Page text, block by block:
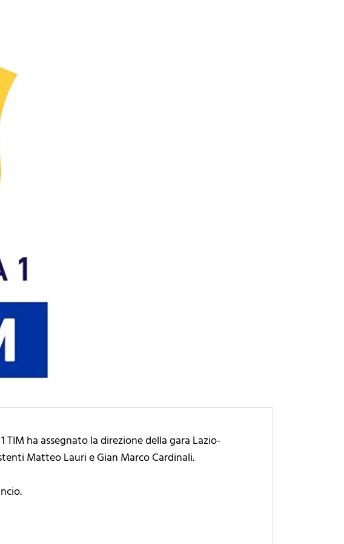
ha assegnato la direzione della gara Lazio-
Matteo Lauri e Gian Marco Cardinali.